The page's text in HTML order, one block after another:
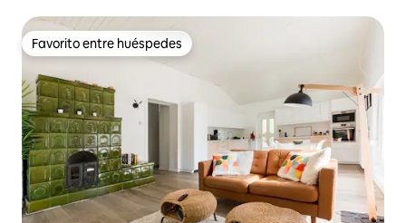
Favorito entre huéspedes
Favorito entre huéspedes